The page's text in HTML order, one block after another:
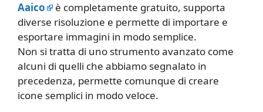
Aaico
è completamente gratuito, supporta
diverse risoluzione e permette di importare e
esportare immagini in modo semplice.
Non si tratta di uno strumento avanzato come
alcuni di quelli che abbiamo segnalato in
precedenza, permette comunque di creare
icone semplici in modo veloce.